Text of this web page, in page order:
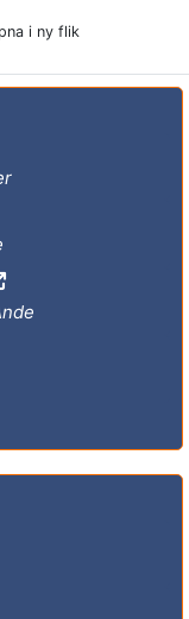
i ny flik